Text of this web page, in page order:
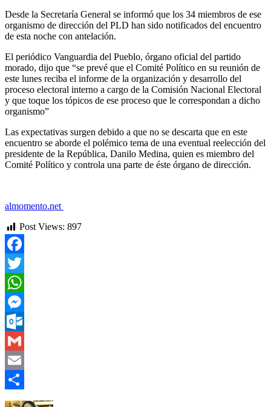
Desde la Secretaría General se informó que los 34 miembros de ese
organismo de dirección del PLD han sido notificados del encuentro
de esta noche con antelación.
El periódico Vanguardia del Pueblo, órgano oficial del partido
morado, dijo que “se prevé que el Comité Político en su reunión de
este lunes reciba el informe de la organización y desarrollo del
proceso electoral interno a cargo de la Comisión Nacional Electoral
y que toque los tópicos de ese proceso que le correspondan a dicho
organismo”
Las expectativas surgen debido a que no se descarta que en este
encuentro se aborde el polémico tema de una eventual reelección del
presidente de la República, Danilo Medina, quien es miembro del
Comité Político y controla una parte de éste órgano de dirección.
almomento.net
Post Views: 897
Facebook
Twitter
WhatsApp
Messenger
Outlook.com
Gmail
Email
Compartir